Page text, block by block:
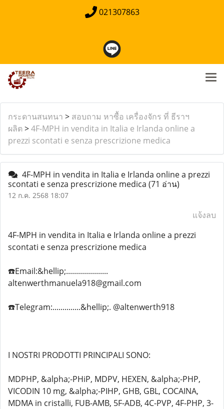
021307863
กระดานสนทนา > สอบถาม หาซื้อ เครื่องจักร ที่ ธีราฯ
ผลิต >4F-MPH in vendita in Italia e Irlanda online a
prezzi scontati e senza prescrizione medica
4F-MPH in vendita in Italia e Irlanda online a prezzi
scontati e senza prescrizione medica (71 อ่าน)
12 ก.ค. 2568 18:07
แจ้งลบ
4F-MPH in vendita in Italia e Irlanda online a prezzi
scontati e senza prescrizione medica
☎️Email:&hellip;.....................
altenwerthmanuela918@gmail.com
☎️Telegram:..............&hellip;. @altenwerth918
I NOSTRI PRODOTTI PRINCIPALI SONO:
MDPHP, &alpha;-PHiP, MDPV, HEXEN, &alpha;-PHP,
VICODIN 10 mg, &alpha;-PIHP, GHB, GBL, COCAINA,
MDMA in cristalli, FUB-AMB, 5F-ADB, 4C-PVP, 4F-PHP, 3-